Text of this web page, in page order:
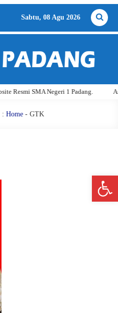
Sabtu, 08 Agu 2026
Resmi SMA Negeri 1 Padang.
: Home- GTK